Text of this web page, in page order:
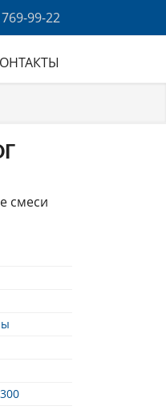
99-22
смеси